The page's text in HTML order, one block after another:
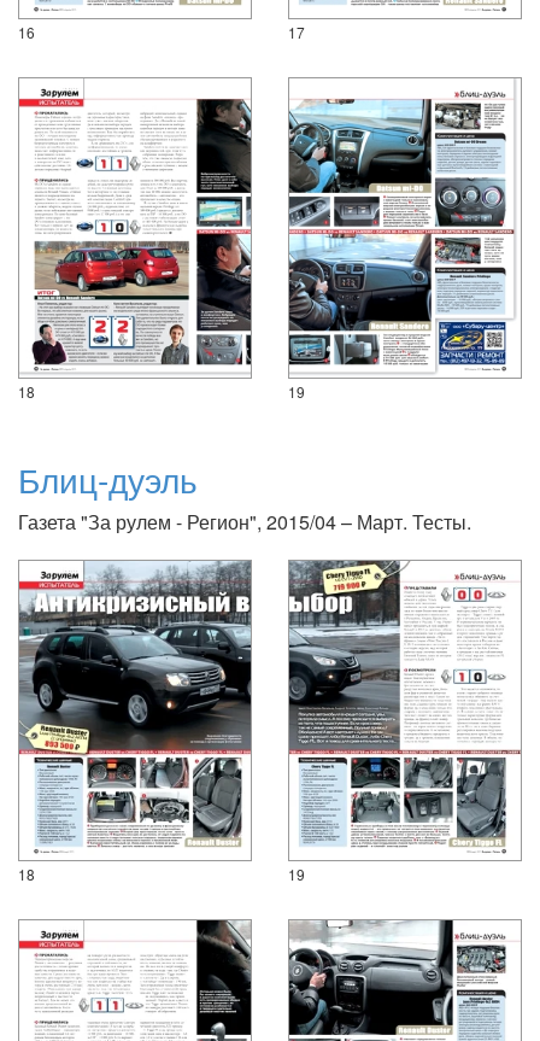
16 17
18 19
Блиц-дуэль
Газета "За рулем - Регион", 2015/04 – Март. Тесты.
18 19